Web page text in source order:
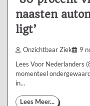
naasten
ligt’
Onzichtbaar Ziek 9
Lees Voor Nederlanders
momenteel
in…
Lees Meer...